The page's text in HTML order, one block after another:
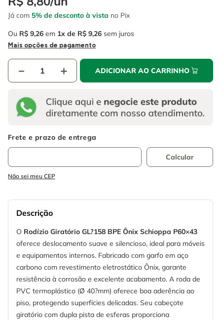
Já com 5% de desconto à vista no Pix
Ou R$ 9,26 em 1 R$ 9,26 sem juros
Mais opções de pagamento
＋
－ ADICIONAR AO CARRINHO
Não sei meu CEP
Descrição
O Rodízio Giratório GL?158 BPE Ônix Schioppa P60×43
oferece deslocamento suave e silencioso, ideal para móveis
e equipamentos internos. Fabricado com garfo em aço
carbono com revestimento eletrostático Ônix, garante
resistência à corrosão e excelente acabamento. A roda de
PVC termoplástico (Ø 40?mm) oferece boa aderência ao
piso, protegendo superfícies delicadas. Seu cabeçote
giratório com dupla pista de esferas proporciona
7º chave impacto
8º disco corte
serra copo
º serra circular
º fio
disco corte
serra copo